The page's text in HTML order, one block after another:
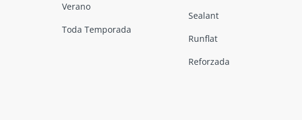
Verano
Toda Temporada
Sealant
Runflat
Reforzada